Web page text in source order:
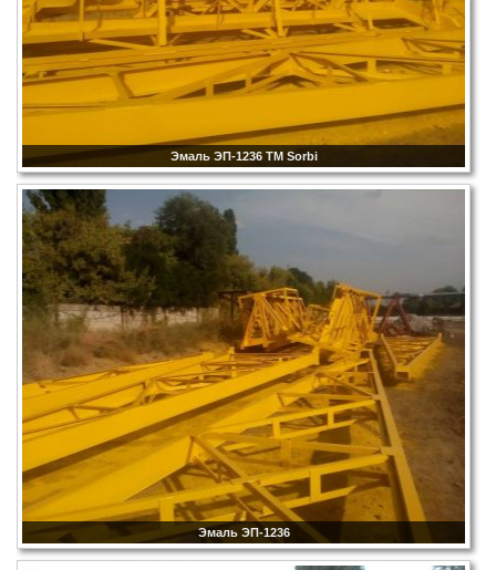
Эмаль ЭП-1236 TM Sorbi
Эмаль ЭП-1236